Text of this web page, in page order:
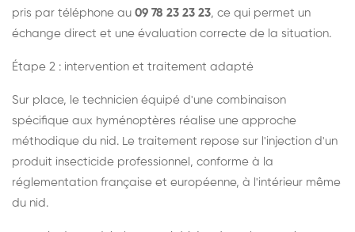
pris par téléphone au 09 78 23 23 23, ce qui permet un
échange direct et une évaluation correcte de la situation.
Étape 2 : intervention et traitement adapté
Sur place, le technicien équipé d'une combinaison
spécifique aux hyménoptères réalise une approche
méthodique du nid. Le traitement repose sur l'injection d'un
produit insecticide professionnel, conforme à la
réglementation française et européenne, à l'intérieur même
du nid.